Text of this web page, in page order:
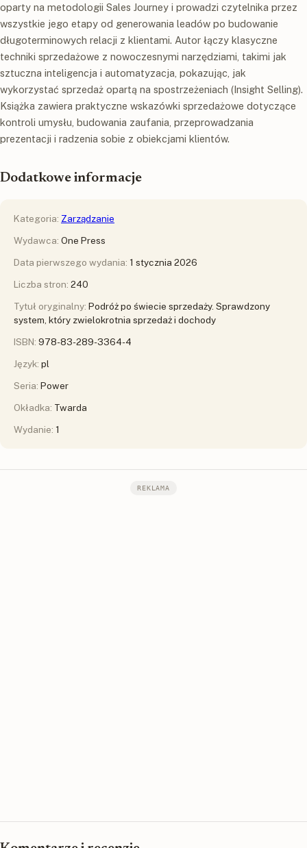
oparty na metodologii Sales Journey i prowadzi czytelnika przez
wszystkie jego etapy od generowania leadów po budowanie
długoterminowych relacji z klientami. Autor łączy klasyczne
techniki sprzedażowe z nowoczesnymi narzędziami, takimi jak
sztuczna inteligencja i automatyzacja, pokazując, jak
wykorzystać sprzedaż opartą na spostrzeżeniach (Insight Selling).
Książka zawiera praktyczne wskazówki sprzedażowe dotyczące
kontroli umysłu, budowania zaufania, przeprowadzania
prezentacji i radzenia sobie z obiekcjami klientów.
Dodatkowe informacje
Kategoria: Zarządzanie
Wydawca: One Press
Data pierwszego wydania: 1 stycznia 2026
Liczba stron: 240
Tytuł oryginalny: Podróż po świecie sprzedaży. Sprawdzony
system, który zwielokrotnia sprzedaż i dochody
ISBN: 978-83-289-3364-4
Język: pl
Seria: Power
Okładka: Twarda
Wydanie: 1
REKLAMA